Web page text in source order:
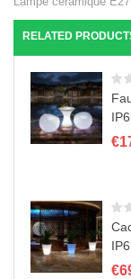
e
i
g
a
t
RELATED
€
€